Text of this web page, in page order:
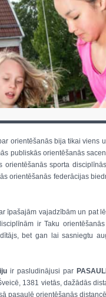
orientēšanās bija tikai viens
publiskās orientēšanās
sporta
orientēšanās federācijas
īpašajām vajadzībām un pat
ir Taku
bet gan lai sasniegtu
ir pasludinājusi par
1381 vietās, dažādās
pasaulē orientēšanās